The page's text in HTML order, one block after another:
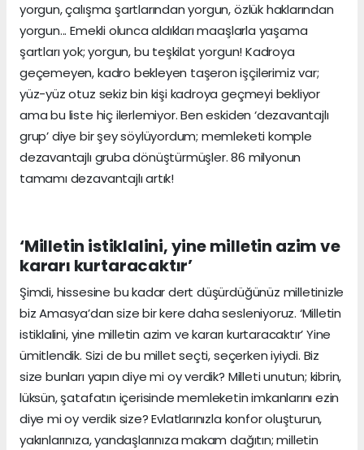
yorgun, çalışma şartlarından yorgun, özlük haklarından
yorgun... Emekli olunca aldıkları maaşlarla yaşama
şartları yok; yorgun, bu teşkilat yorgun! Kadroya
geçemeyen, kadro bekleyen taşeron işçilerimiz var;
yüz-yüz otuz sekiz bin kişi kadroya geçmeyi bekliyor
ama bu liste hiç ilerlemiyor. Ben eskiden ‘dezavantajlı
grup’ diye bir şey söylüyordum; memleketi komple
dezavantajlı gruba dönüştürmüşler. 86 milyonun
tamamı dezavantajlı artık!
‘Milletin istiklalini, yine milletin azim ve
kararı kurtaracaktır’
Şimdi, hissesine bu kadar dert düşürdüğünüz milletinizle
biz Amasya’dan size bir kere daha sesleniyoruz. ‘Milletin
istiklalini, yine milletin azim ve kararı kurtaracaktır’ Yine
ümitlendik. Sizi de bu millet seçti, seçerken iyiydi. Biz
size bunları yapın diye mi oy verdik? Milleti unutun; kibrin,
lüksün, şatafatın içerisinde memleketin imkanlarını ezin
diye mi oy verdik size? Evlatlarınızla konfor oluşturun,
yakınlarınıza, yandaşlarınıza makam dağıtın; milletin